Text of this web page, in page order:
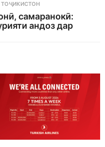
,ТОҶИКИСТОН
самаранокӣ:
андоз дар